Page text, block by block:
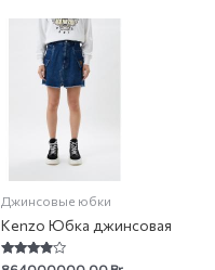
Джинсовые юбки
Kenzo Юбка джинсовая
Rated